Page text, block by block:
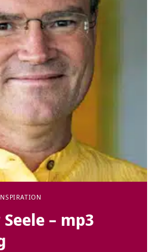
– mp3